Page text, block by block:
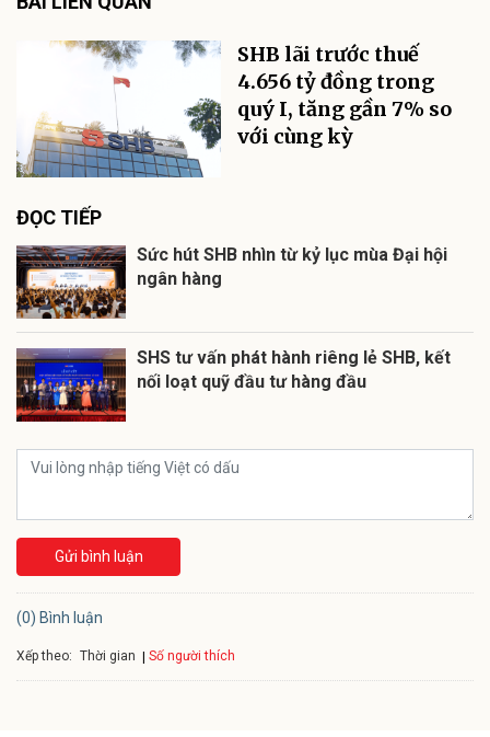
SHB lãi trước thuế
4.656 tỷ đồng trong
quý I, tăng gần 7% so
với cùng kỳ
ĐỌC TIẾP
Sức hút SHB nhìn từ kỷ lục mùa Đại hội
ngân hàng
SHS tư vấn phát hành riêng lẻ SHB, kết
nối loạt quỹ đầu tư hàng đầu
Gửi bình luận
(0) Bình luận
Xếp theo: Thời gian Số người thích